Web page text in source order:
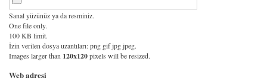
Sanal yüzünüz ya da resminiz.
One file only.
100 KB limit.
İzin verilen dosya uzantıları: png gif jpg jpeg.
Images larger than 120x120pixels will be resized.
Web adresi